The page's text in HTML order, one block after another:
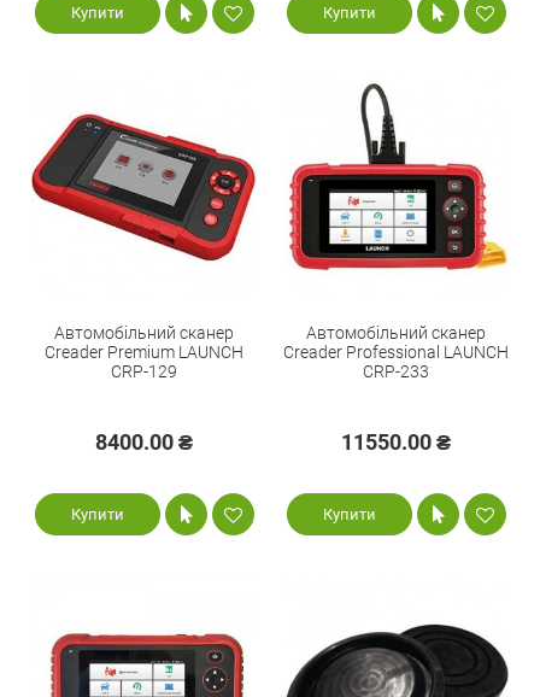
Купити Купити
Автомобільний сканер
Creader Premium LAUNCH
CRP-129
8400.00 ₴
Купити
Автомобільний сканер
Creader Professional LAUNCH
CRP-233
11550.00 ₴
Купити